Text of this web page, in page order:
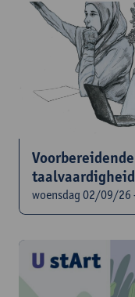
woensdag 02/09/